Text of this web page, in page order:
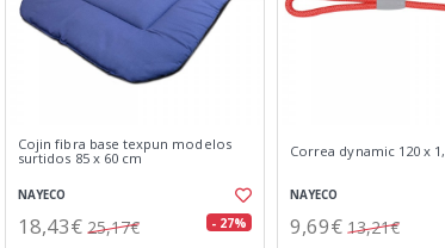
Cojin fibra base texpun modelos
surtidos 85 x 60 cm
NAYECO
18,43€ 25,17€ - 27%
Correa dynamic 120 x
NAYECO
9,69€ 13,21€